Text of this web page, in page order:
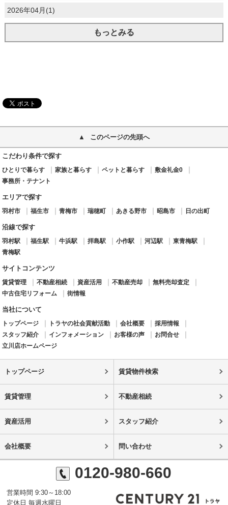
2026年04月(1)
もっとみる
このページの先頭へ
こだわり条件で探す
ひとりで暮らす 家族と暮らす ペットと暮らす
敷金礼金0
事務所・テナント
エリアで探す
羽村市 福生市 青梅市 瑞穂町 あきる野市 昭島市 日の出町
沿線で探す
羽村駅 福生駅 牛浜駅 拝島駅 小作駅 河辺駅
東青梅駅
青梅駅
サイトコンテンツ
賃貸管理 不動産相続 資産活用 不動産売却
無料売却査定
中古住宅リフォーム
街情報
当社について
トップページ トラヤの社会貢献活動 会社概要
採用情報
スタッフ紹介
インフォメーション お客様の声
お問合せ
立川店ホームページ
トップページ 賃貸物件検索
賃貸管理 不動産相続
資産活用 スタッフ紹介
会社概要 問い合わせ
0120-980-660
営業時間 9:30～18:00
定休日 毎週水曜日